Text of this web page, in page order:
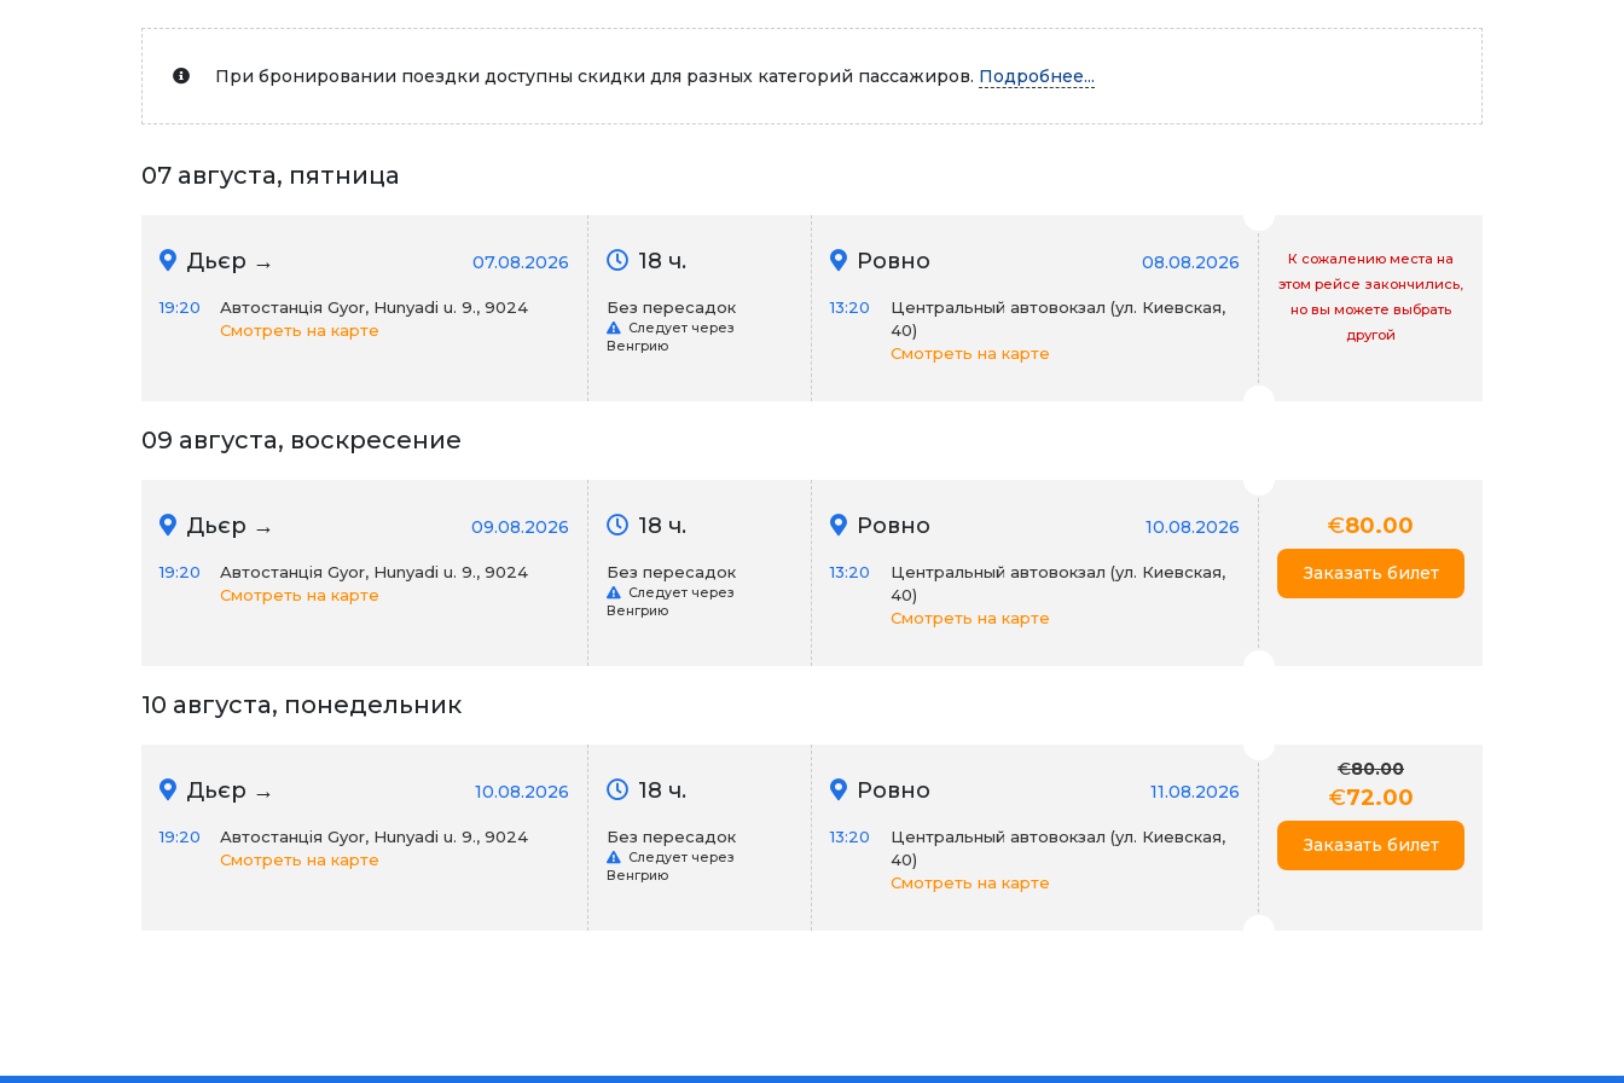
Автопарк
При бронировании поездки доступны скидки для разных категорий пассажиров. Подробнее...
07 августа, пятница
Дьєр → 07.08.2026
19:20
Автостанція Gyor, Hunyadi u. 9., 9024
Смотреть на карте
18 ч.
Без пересадок
Следует через
Венгрию
Ровно 08.08.2026
13:20
Центральный автовокзал (ул. Киевская,
40)
Смотреть на карте
К сожалению места на
этом рейсе закончились,
но вы можете выбрать
другой
09 августа, воскресение
Дьєр → 09.08.2026
19:20
Автостанція Gyor, Hunyadi u. 9., 9024
Смотреть на карте
18 ч.
Без пересадок
Следует через
Венгрию
Ровно 10.08.2026
13:20
Центральный автовокзал (ул. Киевская,
40)
Смотреть на карте
€80.00
Заказать билет
10 августа, понедельник
Дьєр → 10.08.2026
19:20
Автостанція Gyor, Hunyadi u. 9., 9024
Смотреть на карте
18 ч.
Без пересадок
Следует через
Венгрию
Ровно 11.08.2026
13:20
Центральный автовокзал (ул. Киевская,
40)
Смотреть на карте
€80.00
€72.00
Заказать билет